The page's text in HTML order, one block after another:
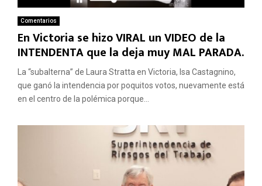
Comentarios
En Victoria se hizo VIRAL un VIDEO de la
INTENDENTA que la deja muy MAL PARADA.
La “subalterna” de Laura Stratta en Victoria, Isa Castagnino,
que ganó la intendencia por poquitos votos, nuevamente está
en el centro de la polémica porque...